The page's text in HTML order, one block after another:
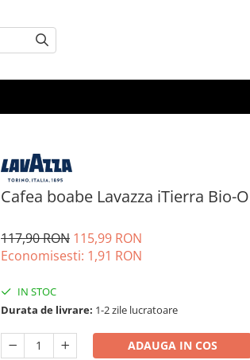
Cafea boabe Lavazza iTierra Bio-
117,90 RON 115,99 RON
Economisesti: 1,91 RON
IN STOC
Durata de livrare: 1-2 zile lucratoare
ADAUGA IN COS